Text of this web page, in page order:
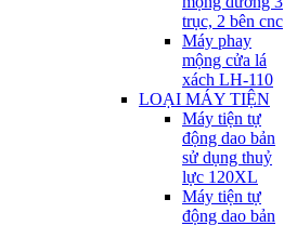
trục, 2 bên cnc
Máy phay
mộng cửa lá
xách LH-110
LOẠI MÁY TIỆN
Máy tiện tự
động dao bản
sử dụng thuỷ
lực 120XL
Máy tiện tự
động dao bản